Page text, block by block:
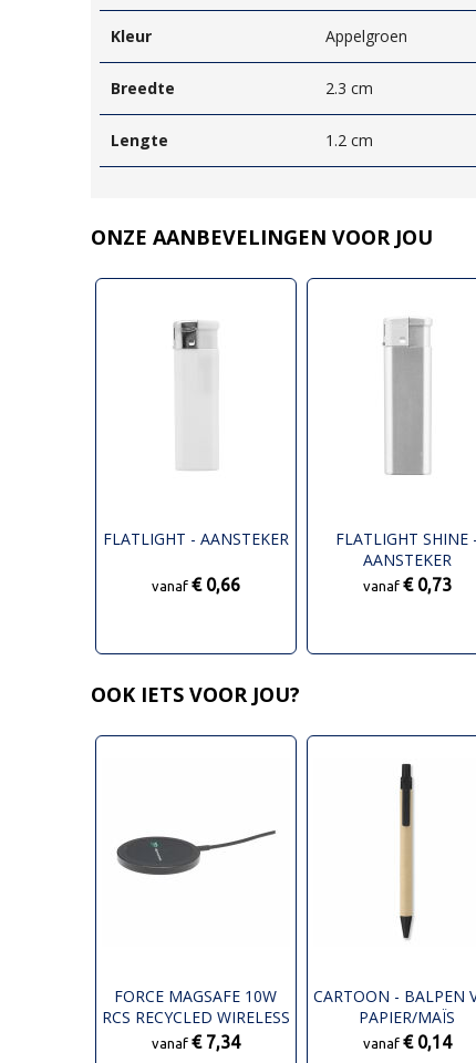
Kleur Appelgroen
Breedte 2.3 cm
Lengte 1.2 cm
ONZE AANBEVELINGEN VOOR JOU
FLATLIGHT - AANSTEKER
vanaf € 0,66
FLATLIGHT SHINE -
AANSTEKER
vanaf € 0,73
OOK IETS VOOR JOU?
FORCE MAGSAFE 10W
RCS RECYCLED WIRELESS
CHARGER
vanaf € 7,34
CARTOON - BALPEN
PAPIER/MAÏS
vanaf € 0,14